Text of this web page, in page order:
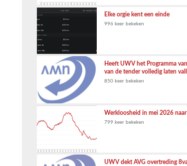
Elke orgie kent een einde
996 keer bekeken
Heeft UWV het Programma
van de tender volledig laten
850 keer bekeken
Werkloosheid in mei 2026
799 keer bekeken
UWV dekt AVG overtreding